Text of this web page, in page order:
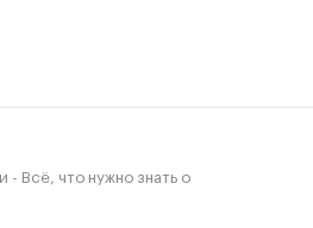
Всё, что нужно знать о